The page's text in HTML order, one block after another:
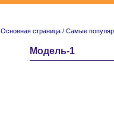
Основная страница / Самые
Модель-1